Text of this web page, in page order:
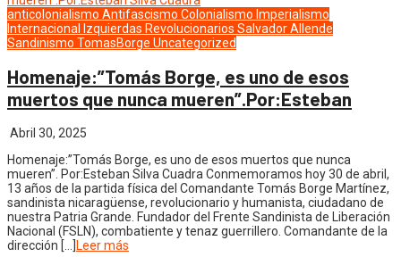
anticolonialismo Antifascismo Colonialismo Imperialismo
Internacional
Izquierdas Revolucionarios Salvador Allende
Sandinismo TomasBorge Uncategorized
Homenaje:”Tomás Borge, es uno de esos
muertos que nunca mueren”.Por:Esteban
Abril 30, 2025
Homenaje:”Tomás Borge, es uno de esos muertos que nunca
mueren”. Por:Esteban Silva Cuadra Conmemoramos hoy 30 de abril,
13 años de la partida física del Comandante Tomás Borge Martínez,
sandinista nicaragüense, revolucionario y humanista, ciudadano de
nuestra Patria Grande. Fundador del Frente Sandinista de Liberación
Nacional (FSLN), combatiente y tenaz guerrillero. Comandante de la
dirección […]
Leer más